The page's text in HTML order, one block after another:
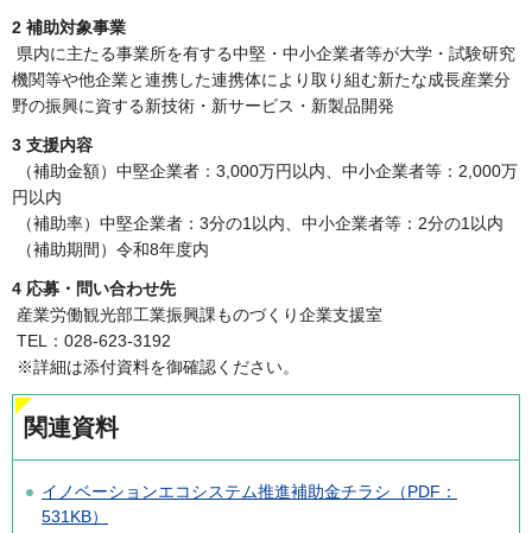
2 補助対象事業
県内に主たる事業所を有する中堅・中小企業者等が大学・試験研究
機関等や他企業と連携した連携体により取り組む新たな成長産業分
野の振興に資する新技術・新サービス・新製品開発
3 支援内容
（補助金額）中堅企業者：3,000万円以内、中小企業者等：2,000万
円以内
（補助率）中堅企業者：3分の1以内、中小企業者等：2分の1以内
（補助期間）令和8年度内
4 応募・問い合わせ先
産業労働観光部工業振興課ものづくり企業支援室
TEL：028-623-3192
※詳細は添付資料を御確認ください。
関連資料
イノベーションエコシステム推進補助金チラシ（PDF：
531KB）